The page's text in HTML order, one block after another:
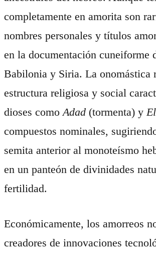
completamente en amorita son
nombres personales y títulos
en la documentación cuneiforme
Babilonia y Siria. La onomástica
estructura religiosa y social
dioses como Adad (tormenta) y El
compuestos nominales,
semita anterior al monoteísmo
en un panteón de divinidades
fertilidad.
Económicamente, los amorreos
creadores de innovaciones